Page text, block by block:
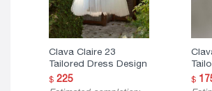
Clava Claire 23
Tailored Dress Design
$225 $